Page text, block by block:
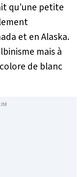
qu’une petite
et en Alaska.
mais à
de blanc